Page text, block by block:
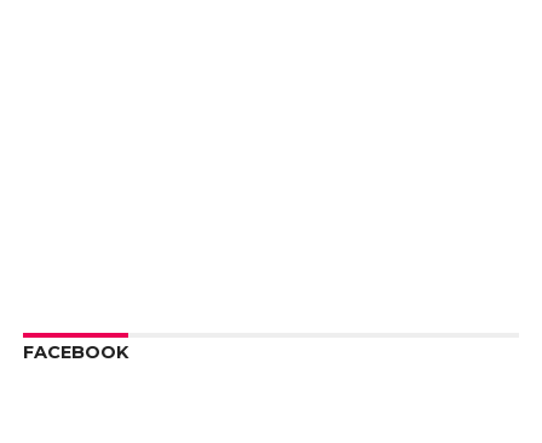
FACEBOOK